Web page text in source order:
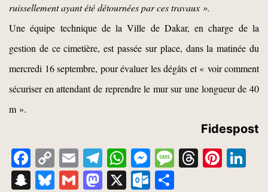
ruissellement ayant été détournées par ces travaux ».
Une équipe technique de laVille de Dakar,en charge de la
gestion de ce cimetière,est passée sur place, dans la matinée du
mercredi 16 septembre, pourévaluer les dégâts et « voir comment
sécuriser en attendant de reprendre le mur sur une longueur de 40
m ».
Fidespost
Facebook
Copy
Link
EmailTelegram
WhatsApp
Messenger
Message
Snapchat
Bluesky
GmailMastodon
X Outlook.com